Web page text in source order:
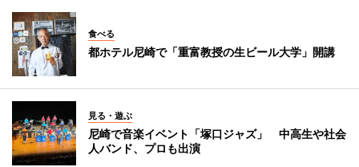
食べる
都ホテル尼崎で「重富教授の生ビール大学」開講
見る・遊ぶ
尼崎で音楽イベント「塚口ジャズ」 中高生や社会
人バンド、プロも出演